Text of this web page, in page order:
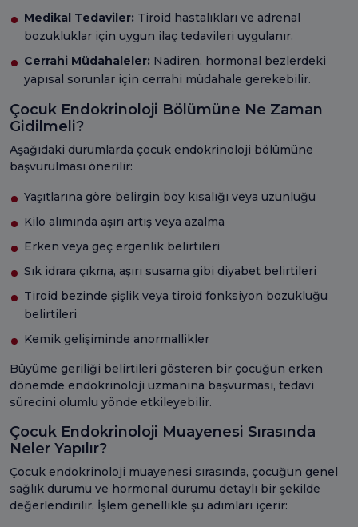
Medikal Tedaviler: Tiroid hastalıkları ve adrenal
bozukluklar için uygun ilaç tedavileri uygulanır.
Cerrahi Müdahaleler: Nadiren, hormonal bezlerdeki
yapısal sorunlar için cerrahi müdahale gerekebilir.
Çocuk Endokrinoloji Bölümüne Ne Zaman
Gidilmeli?
Aşağıdaki durumlarda çocuk endokrinoloji bölümüne
başvurulması önerilir:
Yaşıtlarına göre belirgin boy kısalığı veya uzunluğu
Kilo alımında aşırı artış veya azalma
Erken veya geç ergenlik belirtileri
Sık idrara çıkma, aşırı susama gibi diyabet belirtileri
Tiroid bezinde şişlik veya tiroid fonksiyon bozukluğu
belirtileri
Kemik gelişiminde anormallikler
Büyüme geriliği belirtileri gösteren bir çocuğun erken
dönemde endokrinoloji uzmanına başvurması, tedavi
sürecini olumlu yönde etkileyebilir.
Çocuk Endokrinoloji Muayenesi Sırasında
Neler Yapılır?
Çocuk endokrinoloji muayenesi sırasında, çocuğun genel
sağlık durumu ve hormonal durumu detaylı bir şekilde
değerlendirilir. İşlem genellikle şu adımları içerir: